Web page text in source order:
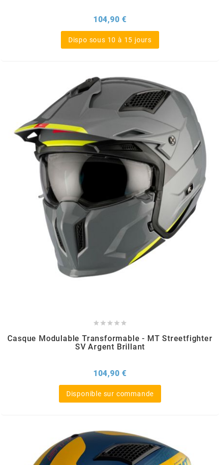
BRIDGESTONE
BUZZETTI
c
CARENZI
CHAMPION
CHARVIN
CL BRAKES
COOCASE
CYCLUS TOOLS
104,90 €
Dispo sous 10 à 15 jours
    
Casque Modulable Transformable - MT Streetfighter
SV Argent Brillant
104,90 €
Disponible sur commande